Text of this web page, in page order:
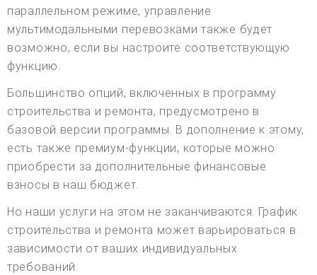
параллельном режиме, управление
мультимодальными перевозками также будет
возможно, если вы настроите соответствующую
функцию.
Большинство опций, включенных в программу
строительства и ремонта, предусмотрено в
базовой версии программы. В дополнение к этому,
есть также премиум-функции, которые можно
приобрести за дополнительные финансовые
взносы в наш бюджет.
Но наши услуги на этом не заканчиваются. График
строительства и ремонта может варьироваться в
зависимости от ваших индивидуальных
требований.